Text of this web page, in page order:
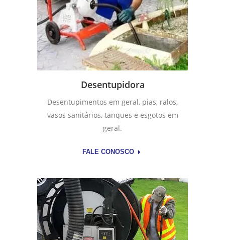
Desentupidora
Desentupimentos em geral, pias, ralos,
vasos sanitários, tanques e esgotos em
geral.
FALE CONOSCO